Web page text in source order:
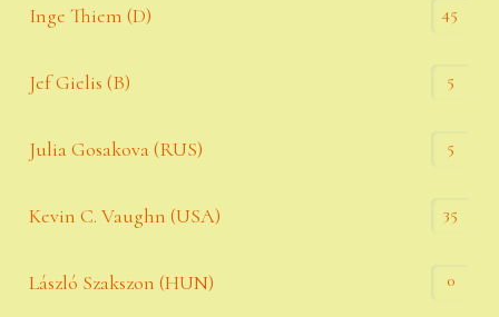
Inge Thiem (D) 45
Jef Gielis (B) 5
Julia Gosakova (RUS) 5
Kevin C. Vaughn (USA) 35
László Szakszon (HUN) 0